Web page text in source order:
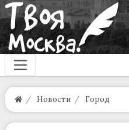
Новости Город